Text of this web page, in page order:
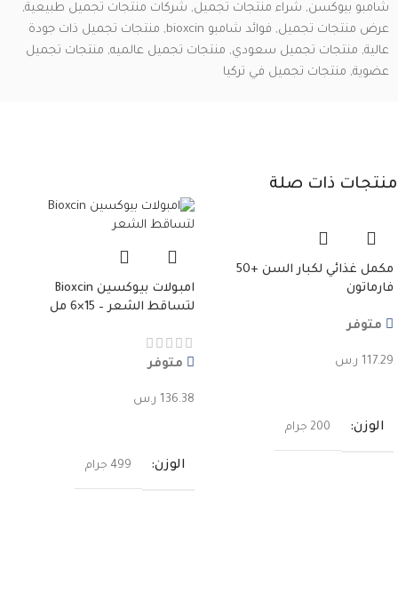
شامبو بيوكسن, شراء منتجات تجميل, شركات منتجات تجميل طبيعية,
عرض منتجات تجميل, فوائد شامبو bioxcin , منتجات تجميل ذات جودة
عالية, منتجات تجميل سعودي, منتجات تجميل عالميه, منتجات تجميل
عضوية, منتجات تجميل في تركيا
منتجات ذات صلة
مكمل غذائي لكبار السن +50
فارماتون
متوفر
117.29 ر.س
الوزن 200 جرام
امبولات بيوكسين Bioxcin
لتساقط الشعر – 15×6 مل
متوفر
136.38 ر.س
الوزن 499 جرام